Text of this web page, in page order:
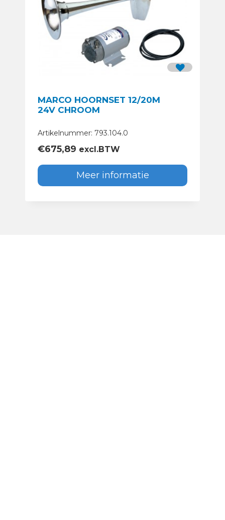
MARCO HOORNSET 12/20M
24V CHROOM
Artikelnummer: 793.104.0
€675,89 excl.BTW
Meer informatie